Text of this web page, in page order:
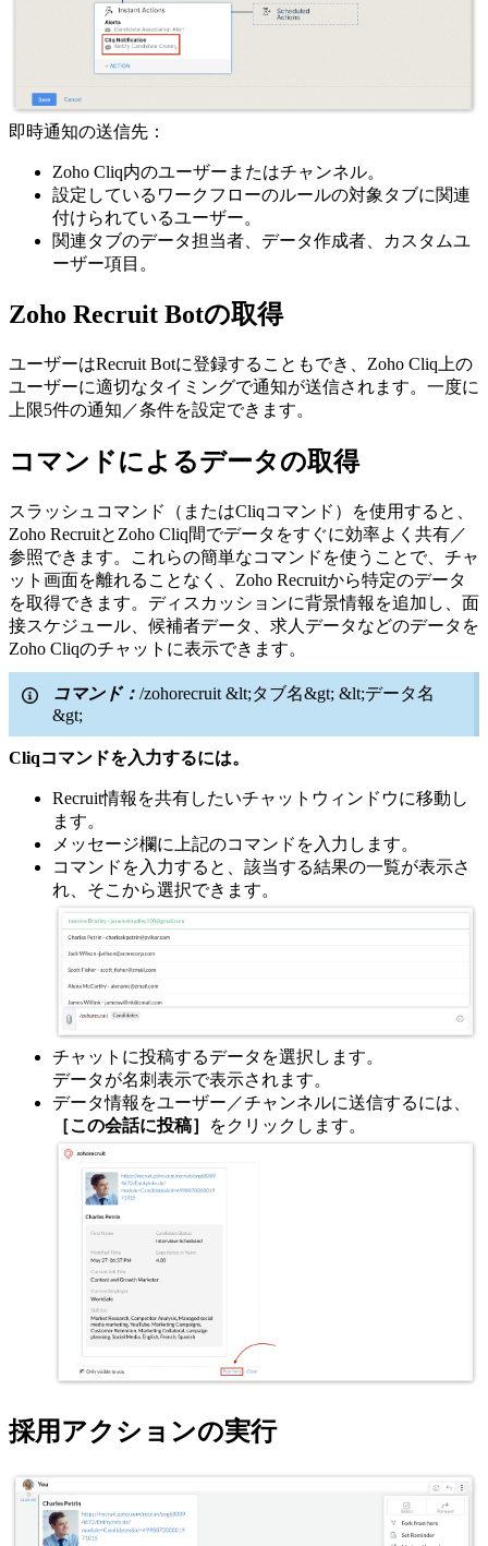
即時通知の送信先：
Zoho Cliq内のユーザーまたはチャンネル。
設定しているワークフローのルールの対象タブに関連
付けられているユーザー。
関連タブのデータ担当者、データ作成者、カスタムユ
ーザー項目。
Zoho Recruit Botの取得
ユーザーはRecruit Botに登録することもでき、Zoho Cliq上の
ユーザーに適切なタイミングで通知が送信されます。一度に
上限5件の通知／条件を設定できます。
コマンドによるデータの取得
スラッシュコマンド（またはCliqコマンド）を使用すると、
Zoho RecruitとZoho Cliq間でデータをすぐに効率よく共有／
参照できます。これらの簡単なコマンドを使うことで、チャ
ット画面を離れることなく、Zoho Recruitから特定のデータ
を取得できます。ディスカッションに背景情報を追加し、面
接スケジュール、候補者データ、求人データなどのデータを
Zoho Cliqのチャットに表示できます。
コマンド： /zohorecruit &lt;タブ名&gt; &lt;データ名
&gt;
Cliqコマンドを入力するには。
Recruit情報を共有したいチャットウィンドウに移動し
ます。
メッセージ欄に上記のコマンドを入力します。
コマンドを入力すると、該当する結果の一覧が表示さ
れ、そこから選択できます。
チャットに投稿するデータを選択します。
データが名刺表示で表示されます。
データ情報をユーザー／チャンネルに送信するには、
［この会話に投稿］
をクリックします。
採用アクションの実行